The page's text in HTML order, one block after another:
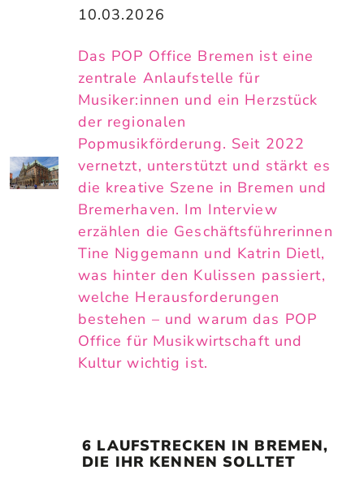
10.03.2026
Das POP Office Bremen ist eine
zentrale Anlaufstelle für
Musiker:innen und ein Herzstück
der regionalen
Popmusikförderung. Seit 2022
vernetzt, unterstützt und stärkt es
die kreative Szene in Bremen und
Bremerhaven. Im Interview
erzählen die Geschäftsführerinnen
Tine Niggemann und Katrin Dietl,
was hinter den Kulissen passiert,
welche Herausforderungen
bestehen – und warum das POP
Office für Musikwirtschaft und
Kultur wichtig ist.
6 LAUFSTRECKEN IN BREMEN,
DIE IHR KENNEN SOLLTET